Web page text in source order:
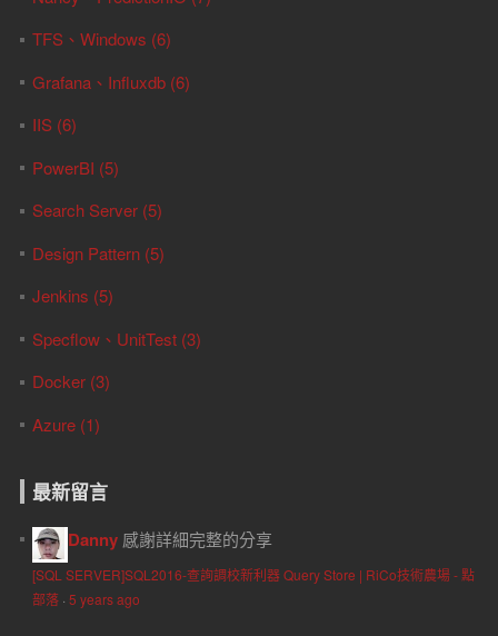
TFS、Windows (6)
Grafana、Influxdb (6)
IIS (6)
PowerBI (5)
Search Server (5)
Design Pattern (5)
Jenkins (5)
Specflow、UnitTest (3)
Docker (3)
Azure (1)
最新留言
Danny 感謝詳細完整的分享
[SQL SERVER]SQL2016-查詢調校新利器 Query Store | RiCo技術農場 - 點
部落· 5 years ago